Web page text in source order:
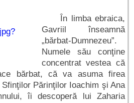
În limba ebraica,
Gavriil înseamnă
„bărbat-Dumnezeu”.
Numele său conţine
concentrat vestea că
bărbat, că va asuma firea
Părinţilor Ioachim şi Ana
îi descoperă lui Zaharia